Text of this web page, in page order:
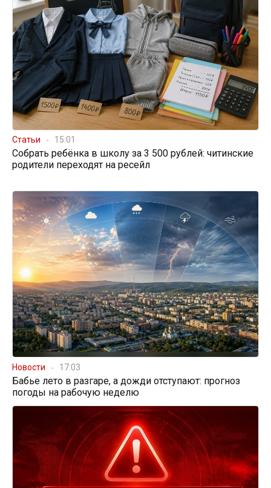
Статьи 15:01
Собрать ребёнка в школу за 3 500 рублей: читинские
родители переходят на ресейл
Новости 17:03
Бабье лето в разгаре, а дожди отступают: прогноз
погоды на рабочую неделю